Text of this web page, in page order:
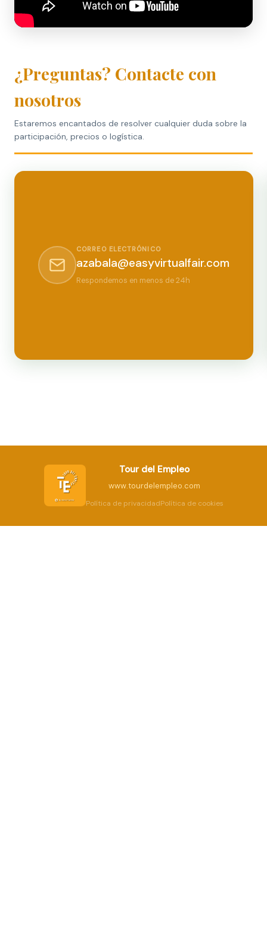
¿Preguntas? Contacte con
nosotros
Estaremos encantados de resolver cualquier duda sobre la
participación, precios o logística.
CORREO ELECTRÓNICO
azabala@easyvirtualfair.com
Respondemos en menos de 24h
Tour del Empleo
www.tourdelempleo.com
Política de privacidadPolítica de cookies